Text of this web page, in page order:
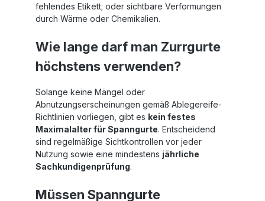
fehlendes Etikett; oder sichtbare Verformungen
durch Wärme oder Chemikalien.
Wie lange darf man Zurrgurte
höchstens verwenden?
Solange keine Mängel oder
Abnutzungserscheinungen gemäß Ablegereife-
Richtlinien vorliegen, gibt es kein festes
Maximalalter für Spanngurte. Entscheidend
sind regelmäßige Sichtkontrollen vor jeder
Nutzung sowie eine mindestens jährliche
Sachkundigenprüfung.
Müssen Spanngurte